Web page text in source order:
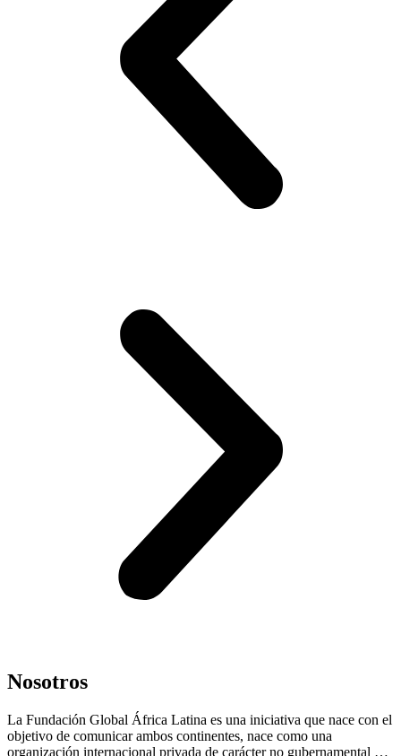
Nosotros
La Fundación Global África Latina es una iniciativa que nace con el
objetivo de comunicar ambos continentes, nace como una
organización internacional privada de carácter no gubernamental …